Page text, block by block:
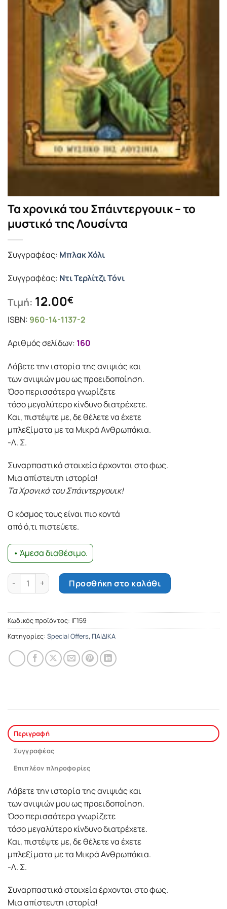
Τα χρονικά του Σπάιντεργουικ – το
μυστικό της Λουσίντα
Συγγραφέας: Μπλακ Χόλι
Συγγραφέας: Ντι Τερλίτζι Τόνι
Τιμή: 12.00€
ISBN: 960-14-1137-2
Αριθμός σελίδων: 160
Λάβετε την ιστορία της ανιψιάς και
των ανιψιών μου ως προειδοποίηση.
Όσο περισσότερα γνωρίζετε
τόσο μεγαλύτερο κίνδυνο διατρέχετε.
Και, πιστέψτε με, δε θέλετε να έχετε
μπλεξίματα με τα Mικρά Aνθρωπάκια.
-Λ. Σ.
Συναρπαστικά στοιχεία έρχονται στο φως.
Mια απίστευτη ιστορία!
Τα Χρονικά του Σπάιντεργουικ!
Ο κόσμος τους είναι πιο κοντά
από ό,τι πιστεύετε.
• Άμεσα διαθέσιμο.
Τα χρονικά του Σπάιντεργουικ - το μυστικό της Λουσίντα
Προσθήκη στο καλάθι
Κωδικός προϊόντος: ΙΓ159
Κατηγορίες: Special Offers, ΠΑΙΔΙΚΑ
Περιγραφή
Συγγραφέας
Επιπλέον πληροφορίες
Λάβετε την ιστορία της ανιψιάς και
των ανιψιών μου ως προειδοποίηση.
Όσο περισσότερα γνωρίζετε
τόσο μεγαλύτερο κίνδυνο διατρέχετε.
Και, πιστέψτε με, δε θέλετε να έχετε
μπλεξίματα με τα Mικρά Aνθρωπάκια.
-Λ. Σ.
Συναρπαστικά στοιχεία έρχονται στο φως.
Mια απίστευτη ιστορία!